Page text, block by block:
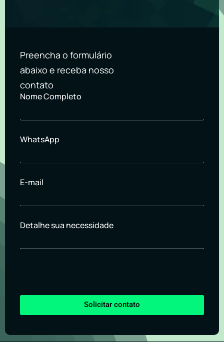
Preencha o formulário
abaixo e receba nosso
contato
Nome Completo
WhatsApp
E-mail
Detalhe sua necessidade
Solicitar contato